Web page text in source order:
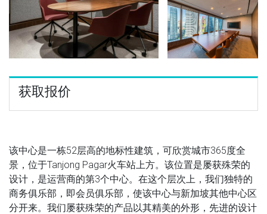
获取报价
该中心是一栋52层高的地标性建筑，可欣赏城市365度全
景，位于Tanjong Pagar火车站上方。该位置是屡获殊荣的
设计，是运营商的第3个中心。在这个层次上，我们独特的
商务俱乐部，即会员俱乐部，使该中心与新加坡其他中心区
分开来。我们屡获殊荣的产品以其精美的外形，先进的设计